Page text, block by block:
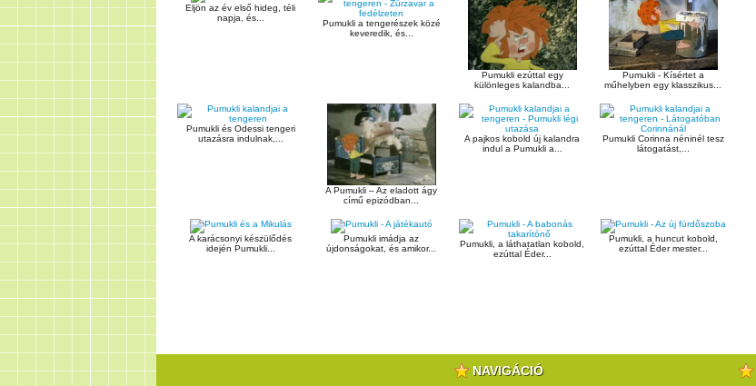
Eljön az év első hideg, téli
napja, és...
Pumukli a tengerészek közé
keveredik, és...
Pumukli ezúttal egy
különleges kalandba...
Pumukli - Kísértet a
műhelyben egy klasszikus...
Pumukli és Odessi tengeri
utazásra indulnak,...
A Pumukli – Az eladott ágy
című epizódban...
A pajkos kobold új kalandra
indul a Pumukli a...
Pumukli Corinna néninél tesz
látogatást,...
A karácsonyi készülődés
idején Pumukli...
Pumukli imádja az
újdonságokat, és amikor...
Pumukli, a láthatatlan kobold,
ezúttal Éder...
Pumukli, a huncut kobold,
ezúttal Éder mester...
NAVIGÁCIÓ